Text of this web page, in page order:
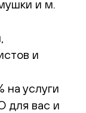
и м.
и
на услуги
для вас и